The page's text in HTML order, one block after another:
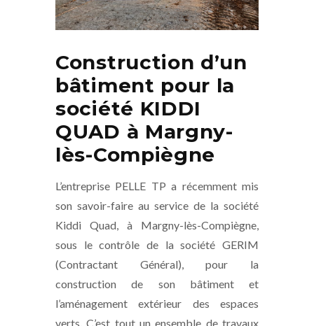
Construction d’un
bâtiment pour la
société KIDDI
QUAD à Margny-
lès-Compiègne
L’entreprise PELLE TP a récemment mis
son savoir-faire au service de la société
Kiddi Quad, à Margny-lès-Compiègne,
sous le contrôle de la société GERIM
(Contractant Général), pour la
construction de son bâtiment et
l’aménagement extérieur des espaces
verts. C’est tout un ensemble de travaux